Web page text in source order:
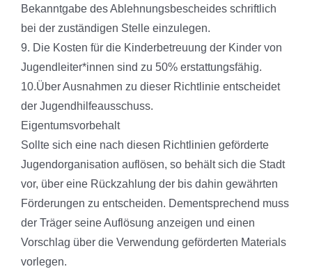
Bekanntgabe des Ablehnungsbescheides schriftlich
bei der zuständigen Stelle einzulegen.
9. Die Kosten für die Kinderbetreuung der Kinder von
Jugendleiter*innen sind zu 50% erstattungsfähig.
10.Über Ausnahmen zu dieser Richtlinie entscheidet
der Jugendhilfeausschuss.
Eigentumsvorbehalt
Sollte sich eine nach diesen Richtlinien geförderte
Jugendorganisation auflösen, so behält sich die Stadt
vor, über eine Rückzahlung der bis dahin gewährten
Förderungen zu entscheiden. Dementsprechend muss
der Träger seine Auflösung anzeigen und einen
Vorschlag über die Verwendung geförderten Materials
vorlegen.